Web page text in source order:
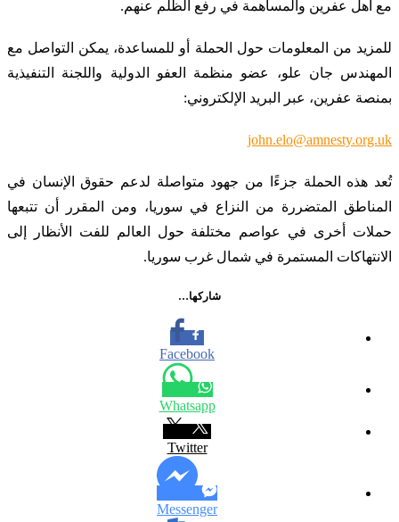
مع أهل عفرين والمساهمة في رفع الظلم عنهم.
للمزيد من المعلومات حول الحملة أو للمساعدة، يمكن التواصل مع
المهندس جان علو، عضو منظمة العفو الدولية واللجنة التنفيذية
بمنصة عفرين، عبر البريد الإلكتروني:
john.elo@amnesty.org.uk
تُعد هذه الحملة جزءًا من جهود متواصلة لدعم حقوق الإنسان في
المناطق المتضررة من النزاع في سوريا، ومن المقرر أن تتبعها
حملات أخرى في عواصم مختلفة حول العالم للفت الأنظار إلى
الانتهاكات المستمرة في شمال غرب سوريا.
شاركها…
Facebook
Whatsapp
Twitter
Messenger